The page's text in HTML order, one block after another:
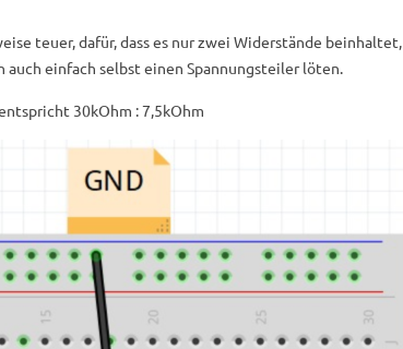
teuer, dafür, dass es nur zwei Widerstände beinhaltet,
auch einfach selbst einen Spannungsteiler löten.
30kOhm : 7,5kOhm